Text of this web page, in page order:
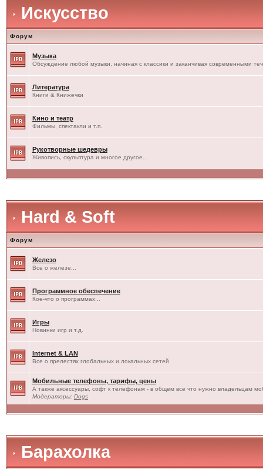
Искусство
Форум
Музыка
Обсуждение любой музыки, начиная с классики и заканчивая современными
Литература
Книги & Книжечки
Кино и театр
Фильмы, спектакли и т.п.
Рукотворные шедевры
Живопись, скульптура и многое другое...
Hard & Soft
Форум
Железо
Все о железе...
Программное обеспечение
Кое-что о программах...
Игры
Новинки игр и т.д.
Internet & LAN
Все о прелестях глобальных и локальных сетей
Мобильные телефоны, тарифы, цены
А также аксессуары, софт к телефонам - в общем все что нужно владельцам
Модераторы: Dogs
Барахолка